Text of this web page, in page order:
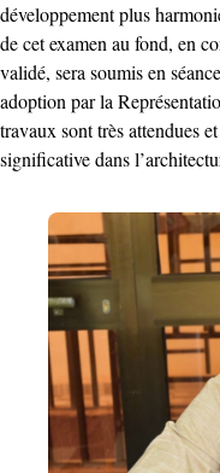
développement plus
de cet examen au fond, en
validé, sera soumis en
adoption par la
travaux sont très attendues
significative dans